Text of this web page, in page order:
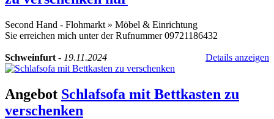
Second Hand - Flohmarkt » Möbel & Einrichtung
Sie erreichen mich unter der Rufnummer 09721186432
Schweinfurt - 19.11.2024 Details anzeigen
Angebot Schlafsofa mit Bettkasten zu
verschenken